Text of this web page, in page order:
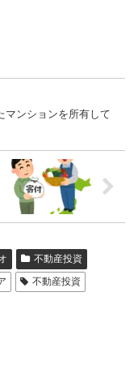
マンションを所有して
不動産投資
不動産投資